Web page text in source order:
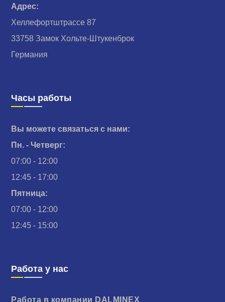
Адрес:
Хеллефортштрассе 87
33758 Замок Хольте-Штукенброк
Германия
Часы работы
Вы можете связаться с нами:
Пн. - Четверг:
07:00 - 12:00
12:45 - 17:00
Пятница:
07:00 - 12:00
12:45 - 15:00
Работа у нас
Работа в компании DALMINEX